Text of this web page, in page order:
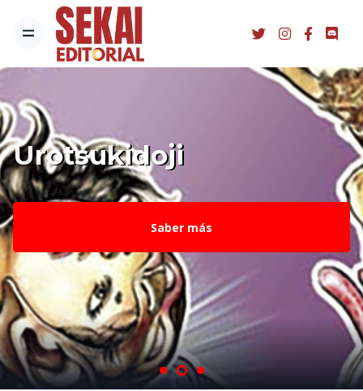
Las lágrimas del
homúnculo: La alquimia
para desaparecer
contigo
Saber más